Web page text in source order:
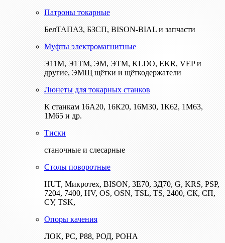
Патроны токарные
БелТАПАЗ, БЗСП, BISON-BIAL и запчасти
Муфты электромагнитные
Э11М, Э1ТМ, ЭМ, ЭТМ, KLDO, EKR, VEP и
другие, ЭМЩ щётки и щёткодержатели
Люнеты для токарных станков
К станкам 16А20, 16К20, 16М30, 1К62, 1М63,
1М65 и др.
Тиски
станочные и слесарные
Столы поворотные
HUT, Микротех, BISON, 3Е70, 3Д70, G, KRS, PSP,
7204, 7400, HV, OS, OSN, TSL, TS, 2400, СК, СП,
СУ, TSK,
Опоры качения
ЛОК, РС, Р88, РОД, РОНА